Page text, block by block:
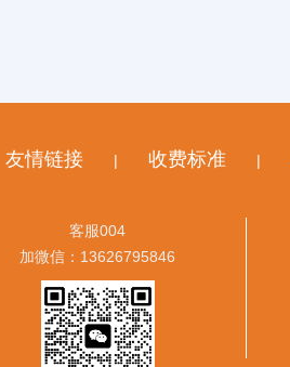
友情链接 | 收费标准 |
客服004
加微信：13626795846